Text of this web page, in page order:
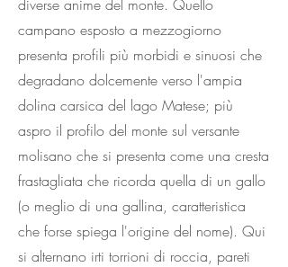
diverse anime del monte. Quello
campano esposto a mezzogiorno
presenta profili più morbidi e sinuosi che
degradano dolcemente verso l'ampia
dolina carsica del lago Matese; più
aspro il profilo del monte sul versante
molisano che si presenta come una cresta
frastagliata che ricorda quella di un gallo
(o meglio di una gallina, caratteristica
che forse spiega l'origine del nome). Qui
si alternano irti torrioni di roccia, pareti